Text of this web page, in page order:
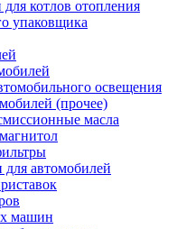
для котлов отопления
упаковщика
освещения
(прочее)
масла
автомобилей
машин